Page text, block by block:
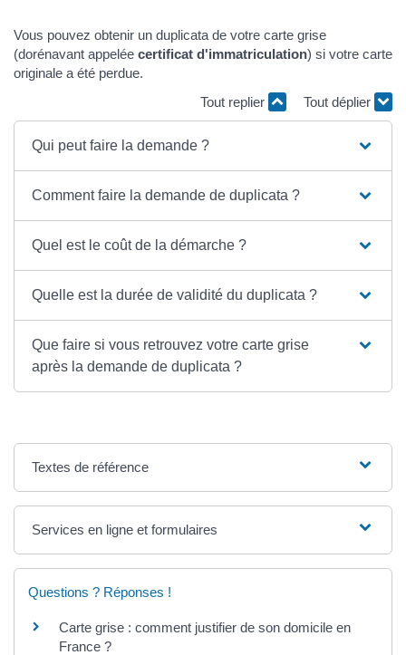
Vous pouvez obtenir un duplicata de votre carte grise
(dorénavant appelée certificat d'immatriculation) si votre carte
originale a été perdue.
Tout replier
Tout déplier
Qui peut faire la demande ?
Comment faire la demande de duplicata ?
Quel est le coût de la démarche ?
Quelle est la durée de validité du duplicata ?
Que faire si vous retrouvez votre carte grise
après la demande de duplicata ?
Textes de référence
Services en ligne et formulaires
Questions ? Réponses !
Carte grise : comment justifier de son domicile en
France ?